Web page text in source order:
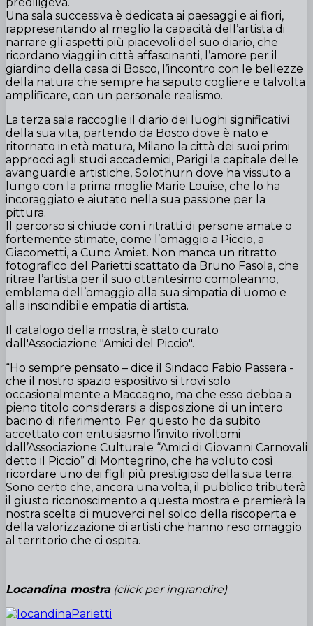
Una sala successiva è dedicata ai paesaggi e ai fiori,
rappresentando al meglio la capacità dell’artista di
narrare gli aspetti più piacevoli del suo diario, che
ricordano viaggi in città affascinanti, l’amore per il
giardino della casa di Bosco, l’incontro con le bellezze
della natura che sempre ha saputo cogliere e talvolta
amplificare, con un personale realismo.
La terza sala raccoglie il diario dei luoghi significativi
della sua vita, partendo da Bosco dove è nato e
ritornato in età matura, Milano la città dei suoi primi
approcci agli studi accademici, Parigi la capitale delle
avanguardie artistiche, Solothurn dove ha vissuto a
lungo con la prima moglie Marie Louise, che lo ha
incoraggiato e aiutato nella sua passione per la
pittura.
Il percorso si chiude con i ritratti di persone amate o
fortemente stimate, come l’omaggio a Piccio, a
Giacometti, a Cuno Amiet. Non manca un ritratto
fotografico del Parietti scattato da Bruno Fasola, che
ritrae l’artista per il suo ottantesimo compleanno,
emblema dell’omaggio alla sua simpatia di uomo e
alla inscindibile empatia di artista.
Il catalogo della mostra, è stato curato
dall'Associazione "Amici del Piccio".
“Ho sempre pensato – dice il Sindaco Fabio Passera -
che il nostro spazio espositivo si trovi solo
occasionalmente a Maccagno, ma che esso debba a
pieno titolo considerarsi a disposizione di un intero
bacino di riferimento. Per questo ho da subito
accettato con entusiasmo l’invito rivoltomi
dall’Associazione Culturale “Amici di Giovanni Carnovali
detto il Piccio” di Montegrino, che ha voluto così
ricordare uno dei figli più prestigioso della sua terra.
Sono certo che, ancora una volta, il pubblico tributerà
il giusto riconoscimento a questa mostra e premierà la
nostra scelta di muoverci nel solco della riscoperta e
della valorizzazione di artisti che hanno reso omaggio
al territorio che ci ospita.
Locandina mostra(click per ingrandire)